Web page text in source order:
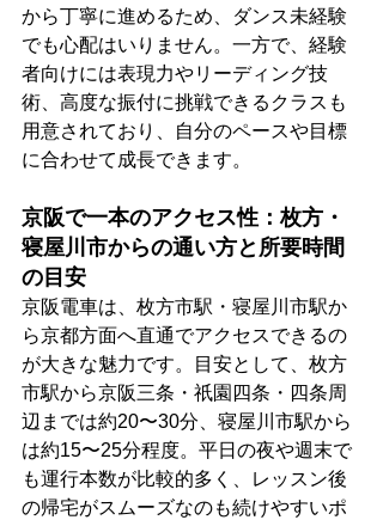
から丁寧に進めるため、ダンス未経験
でも心配はいりません。一方で、経験
者向けには表現力やリーディング技
術、高度な振付に挑戦できるクラスも
用意されており、自分のペースや目標
に合わせて成長できます。
京阪で一本のアクセス性：枚方・
寝屋川市からの通い方と所要時間
の目安
京阪電車は、枚方市駅・寝屋川市駅か
ら京都方面へ直通でアクセスできるの
が大きな魅力です。目安として、枚方
市駅から京阪三条・祇園四条・四条周
辺までは約20〜30分、寝屋川市駅から
は約15〜25分程度。平日の夜や週末で
も運行本数が比較的多く、レッスン後
の帰宅がスムーズなのも続けやすいポ